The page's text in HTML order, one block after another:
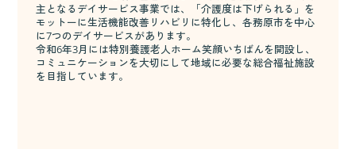
主となるデイサービス事業では、「介護度は下げられる」を
モットーに生活機能改善リハビリに特化し、各務原市を中心
に7つのデイサービスがあります。
令和6年3月には特別養護老人ホーム笑顔いちばんを開設し、
コミュニケーションを大切にして地域に必要な総合福祉施設
を目指しています。